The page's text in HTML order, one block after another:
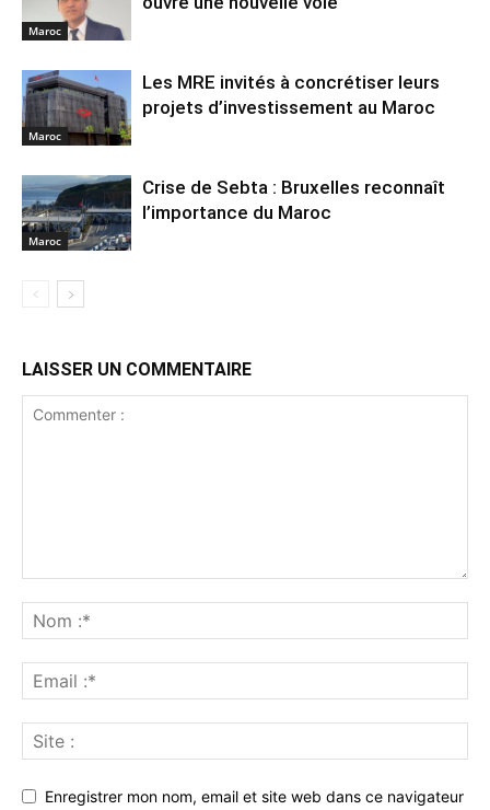
Maroc
Maroc
Les MRE invités à concrétiser leurs
projets d’investissement au Maroc
Maroc
Crise de Sebta : Bruxelles reconnaît
l’importance du Maroc
LAISSER UN COMMENTAIRE
Enregistrer mon nom, email et site web dans ce navigateur